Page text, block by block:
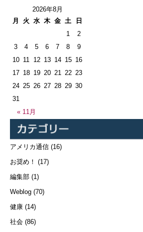
2026年8月
月
火 水 木 金 土 日
« 11月
1
2
3
4 5 6 7 8
9
10 11 12 13 14 15 16
17 18 19 20 21 22 23
24 25 26 27 28 29 30
31
アメリカ通信 (16)
お奨め！ (17)
編集部 (1)
Weblog (70)
健康 (14)
社会 (86)